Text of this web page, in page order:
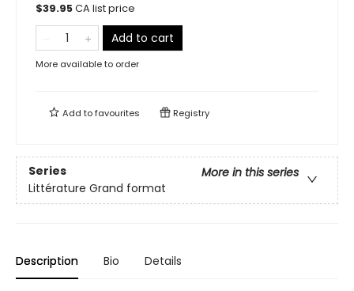
$39.95CA list price
Add to cart
More available to order
Add tofavourites Registry
Series
More in this series
Littérature Grand format
Description Bio Details